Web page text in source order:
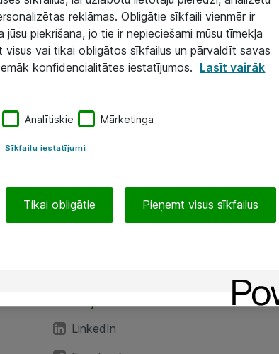
LinkedIn
reklāmas. Obligātie sīkfaili vienmēr ir
piekrišana, jo tie ir nepieciešami mūsu tīmekļa
vai tikai obligātos sīkfailus un pārvaldīt savas
konfidencialitātes iestatījumos. Lasīt vairāk
Analītiskie Mārketinga
Sīkfailu iestatījumi
Tikai obligātie Pieņemt visus sīkfailus